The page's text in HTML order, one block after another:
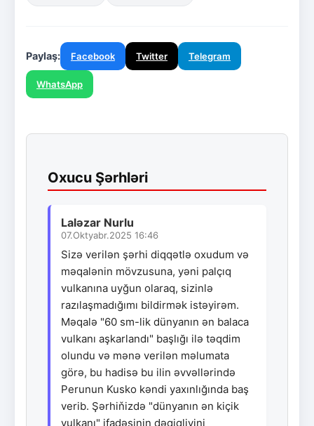
Paylaş: Facebook Twitter Telegram
WhatsApp
Oxucu Şərhləri
Laləzar Nurlu
07.Oktyabr.2025 16:46
Sizə verilən şərhi diqqətlə oxudum və
məqalənin mövzusuna, yəni palçıq
vulkanına uyğun olaraq, sizinlə
razılaşmadığımı bildirmək istəyirəm.
Məqalə "60 sm-lik dünyanın ən balaca
vulkanı aşkarlandı" başlığı ilə təqdim
olundu və mənə verilən məlumata
görə, bu hadisə bu ilin əvvəllərində
Perunun Kusko kəndi yaxınlığında baş
verib. Şərhiňizdə "dünyanın ən kiçik
vulkanı" ifadəsinin dəqiqliyini